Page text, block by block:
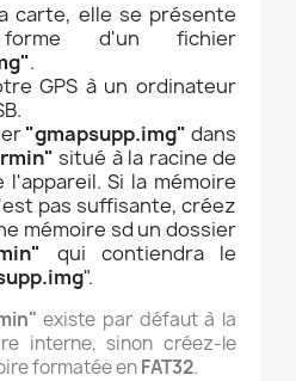
carte, elle se présente
d'un fichier
.
GPS à un ordinateur
"gmapsupp.img" dans
situé à la racine de
l'appareil. Si la mémoire
pas suffisante, créez
mémoire sd un dossier
qui contiendra le
".
existe par défaut à la
interne, sinon créez-le
formatée enFAT32.